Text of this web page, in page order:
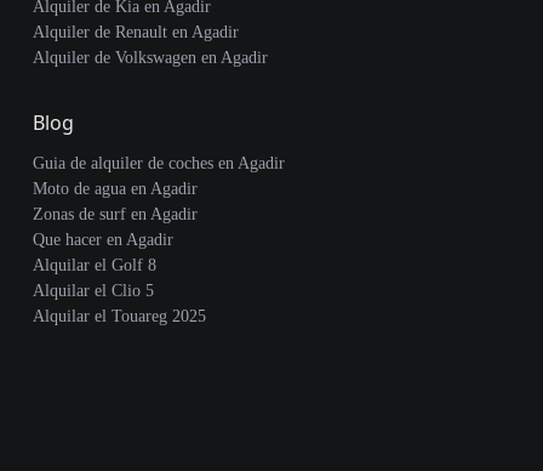
Alquiler de Kia en Agadir
Alquiler de Renault en Agadir
Alquiler de Volkswagen en Agadir
Blog
Guia de alquiler de coches en Agadir
Moto de agua en Agadir
Zonas de surf en Agadir
Que hacer en Agadir
Alquilar el Golf 8
Alquilar el Clio 5
Alquilar el Touareg 2025